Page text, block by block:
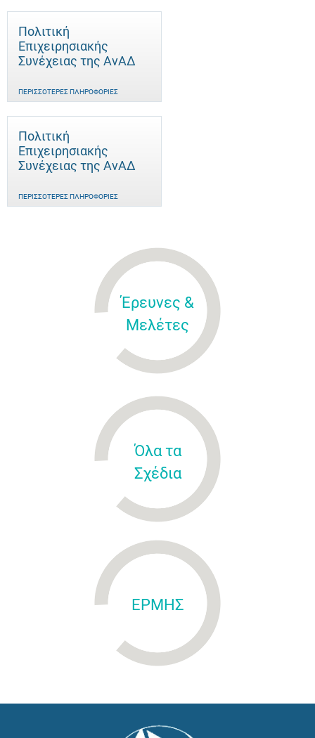
Πολιτική
Επιχειρησιακής
Συνέχειας της ΑνΑΔ
ΠΕΡΙΣΣΌΤΕΡΕΣ ΠΛΗΡΟΦΟΡΊΕΣ
Πολιτική
Επιχειρησιακής
Συνέχειας της ΑνΑΔ
ΠΕΡΙΣΣΌΤΕΡΕΣ ΠΛΗΡΟΦΟΡΊΕΣ
Έρευνες &
Μελέτες
Όλα τα
Σχέδια
ΕΡΜΗΣ